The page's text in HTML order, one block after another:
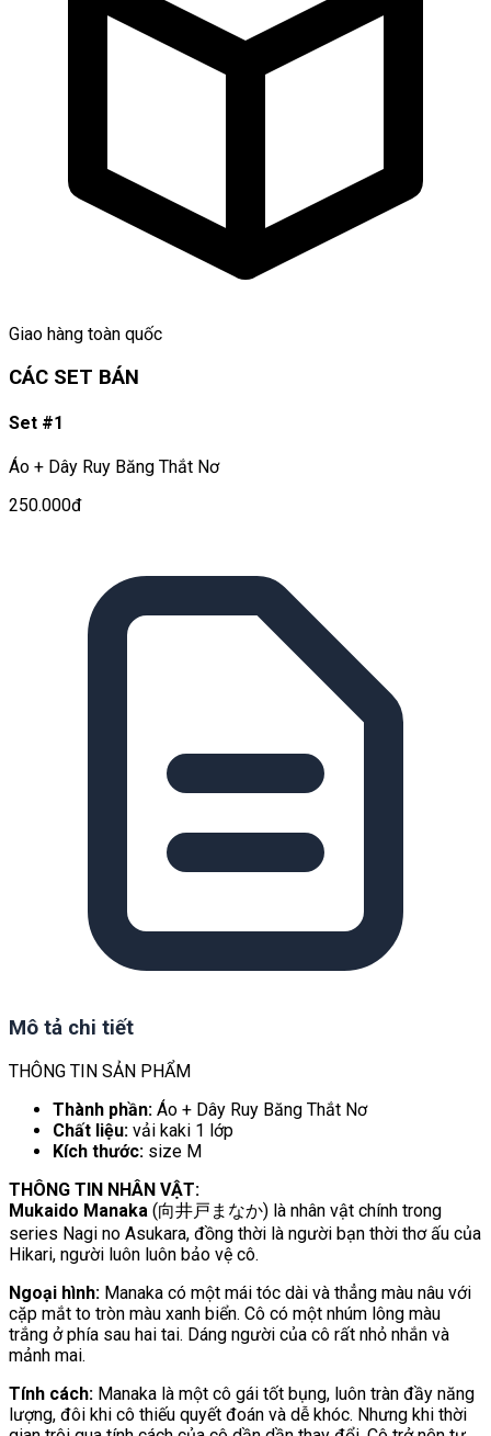
Giao hàng toàn quốc
CÁC SET BÁN
Set #1
Áo + Dây Ruy Băng Thắt Nơ
250.000đ
Mô tả chi tiết
THÔNG TIN SẢN PHẨM
Thành phần: Áo + Dây Ruy Băng Thắt Nơ
Chất liệu: vải kaki 1 lớp
Kích thước: size M
THÔNG TIN NHÂN VẬT:
Mukaido Manaka (向井戸まなか) là nhân vật chính trong
series Nagi no Asukara, đồng thời là người bạn thời thơ ấu của
Hikari, người luôn luôn bảo vệ cô.
Ngoại hình: Manaka có một mái tóc dài và thẳng màu nâu với
cặp mắt to tròn màu xanh biển. Cô có một nhúm lông màu
trắng ở phía sau hai tai. Dáng người của cô rất nhỏ nhắn và
mảnh mai.
Tính cách: Manaka là một cô gái tốt bụng, luôn tràn đầy năng
lượng, đôi khi cô thiếu quyết đoán và dễ khóc. Nhưng khi thời